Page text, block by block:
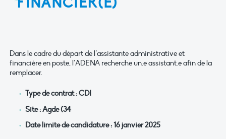
Dans le cadre du départ de l’assistante administrative et
financière en poste, l’ADENA recherche un.e assistant.e afin de la
remplacer.
Type de contrat : CDI
Site : Agde (34
Date limite de candidature : 16 janvier 2025